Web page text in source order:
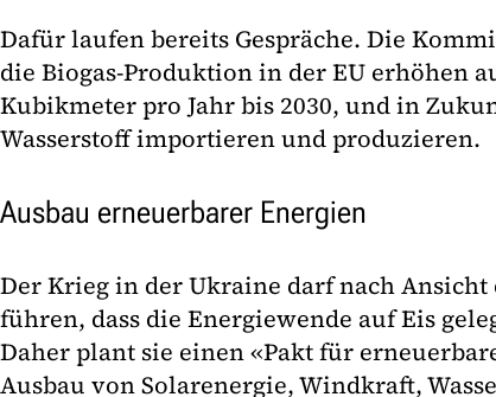
Dafür laufen bereits Gespräche. Die
die Biogas-Produktion in der EU erhöhen
Kubikmeter pro Jahr bis 2030, und in
Wasserstoff importieren und produzieren.
Ausbau erneuerbarer Energien
Der Krieg in der Ukraine darf nach
führen, dass die Energiewende auf Eis
Daher plant sie einen «Pakt für
Ausbau von Solarenergie, Windkraft,